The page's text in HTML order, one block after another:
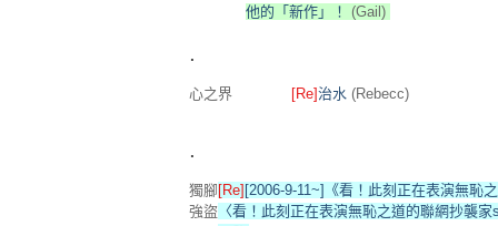
他的「新作」！ (Gail)
.
心之界 [Re]治水 (Rebecc)
.
獨腳
強盜
[Re] [2006-9-11~]《看！此刻正在表演無
〈看！此刻正在表演無恥之道的聯網抄襲